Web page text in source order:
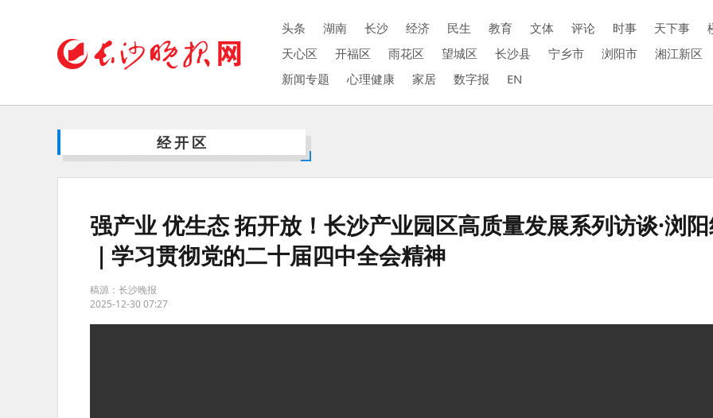
头条 湖南 长沙 经济 民生 教育 文体 评论 时事 天下事
天心区
开福区 雨花区 望城区 长沙县 宁乡市 浏阳市
湘江新区
新闻专题
心理健康 家居 数字报 EN
经开区
强产业 优生态 拓开放！长沙产业园区高质量发展系列访谈·浏
｜学习贯彻党的二十届四中全会精神
稿源：长沙晚报
2025-12-30 07:27